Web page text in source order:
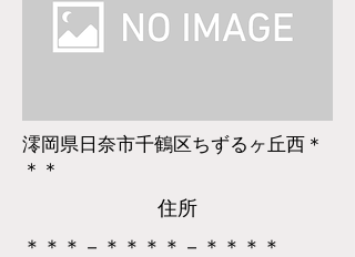
澪岡県日奈市千鶴区ちずるヶ丘西＊
＊＊
​住所
＊＊＊－＊＊＊＊－＊＊＊＊